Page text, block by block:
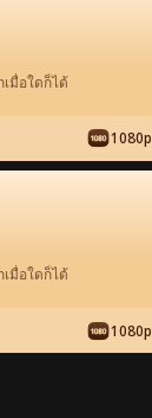
ร์ มหาเศร
อง ภาพยนตร์
มื่อใดก็ได้
มื่อใดก็ได้